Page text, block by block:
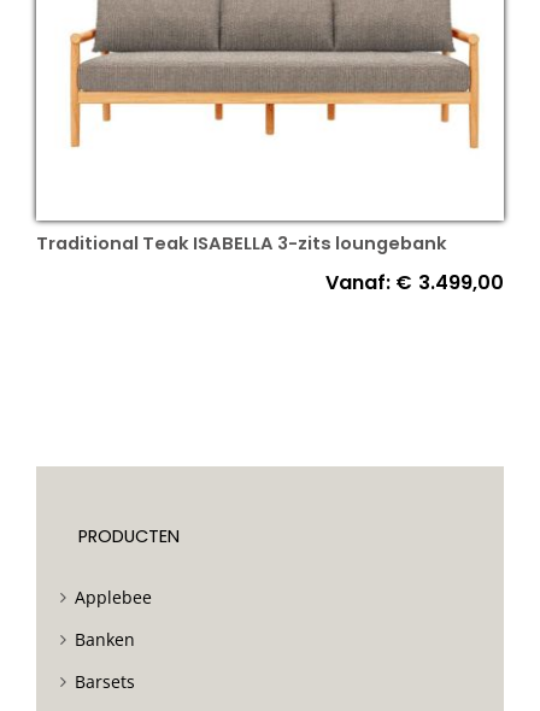
Traditional Teak ISABELLA 3-zits loungebank
Vanaf: € 3.499,00
PRODUCTEN
Applebee
Banken
Barsets